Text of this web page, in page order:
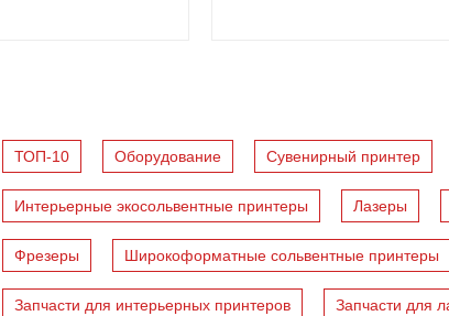
ТОП-10 Оборудование Cувенирный принтер
Интерьерные экосольвентные принтеры Лазеры
Фрезеры Широкоформатные сольвентные принтеры
Запчасти для интерьерных принтеров Запчасти для